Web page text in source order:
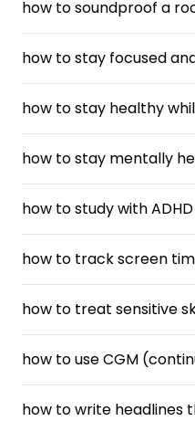
how to soundproof a
how to stay focused
how to stay healthy
how to stay mentally
how to study with ADHD
how to track screen
how to treat sensitive
how to use CGM
how to write headlines